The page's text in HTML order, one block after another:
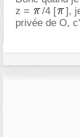
z =
/4 [
],
privée de O,